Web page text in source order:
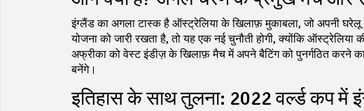
इंग्लैंड का अगला टास्क है ऑस्ट्रेलिया के खिलाफ़ मुकाबला, जो अपनी घरेलू
योजना को जारी रखता है, तो यह एक नई चुनौती होगी, क्योंकि
अफ्रीका को वेस्ट इंडीज़ के खिलाफ़ मैच में अपने बैटिंग को पुनर्गठित करने
बनेंगे।
इतिहास के साथ तुलना: 2022 वर्ल्ड कप में